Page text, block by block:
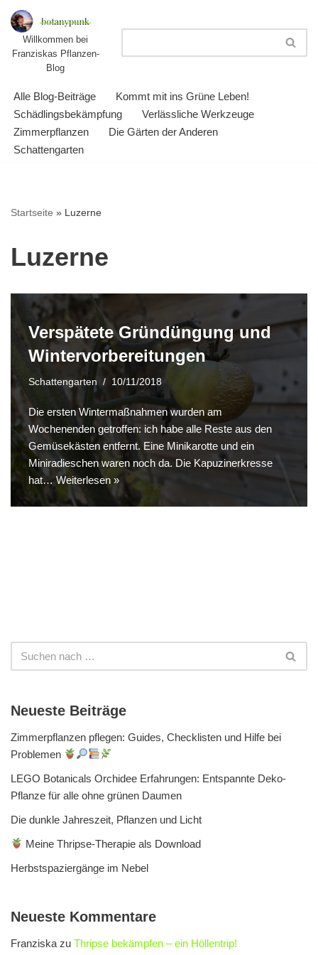
Zum
Inhalt
springen
Willkommen bei
Franziskas Pflanzen-
Blog
Alle Blog-Beiträge
Kommt mit ins Grüne Leben!
Schädlingsbekämpfung
Verlässliche Werkzeuge
Zimmerpflanzen
Die Gärten der Anderen
Schattengarten
Startseite » Luzerne
Luzerne
Verspätete Gründüngung und
Wintervorbereitungen
Schattengarten 10/11/2018
Die ersten Wintermaßnahmen wurden am
Wochenenden getroffen: ich habe alle Reste aus den
Gemüsekästen entfernt. Eine Minikarotte und ein
Miniradieschen waren noch da. Die Kapuzinerkresse
hat…Weiterlesen »
Neueste Beiträge
Zimmerpflanzen pflegen: Guides, Checklisten und Hilfe bei
Problemen
LEGO Botanicals Orchidee Erfahrungen: Entspannte Deko-
Pflanze für alle ohne grünen Daumen
Die dunkle Jahreszeit, Pflanzen und Licht
Meine Thripse-Therapie als Download
Herbstspaziergänge im Nebel
Neueste Kommentare
Franziska zu Thripse bekämpfen – ein Höllentrip!